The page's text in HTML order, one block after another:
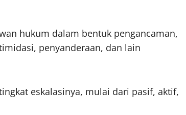
hukum dalam bentuk pengancaman,
penyanderaan, dan lain
eskalasinya, mulai dari pasif, aktif,